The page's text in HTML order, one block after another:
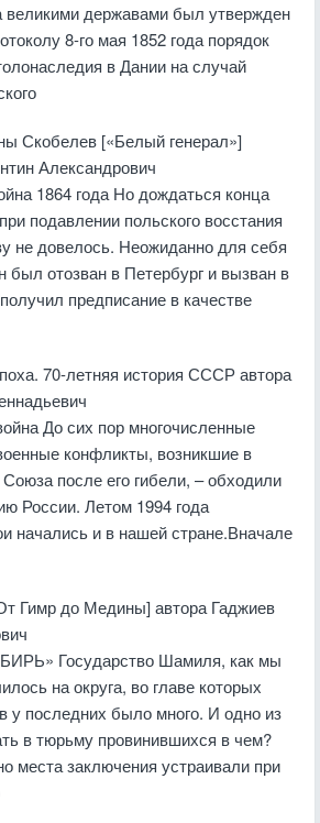
великими державами был утвержден
8-го мая 1852 года порядок
в Дании на случай
Скобелев [«Белый генерал»]
Александрович
1864 года Но дождаться конца
подавлении польского восстания
не довелось. Неожиданно для себя
был отозван в Петербург и вызван в
предписание в качестве
70-летняя история СССРавтора
До сих пор многочисленные
конфликты, возникшие в
после его гибели, – обходили
России. Летом 1994 года
начались и в нашей стране.Вначале
Гимр до Медины]автора Гаджиев
Государство Шамиля, как мы
на округа, во главе которых
у последних было много. И одно из
в тюрьму провинившихся в чем?
места заключения устраивали при